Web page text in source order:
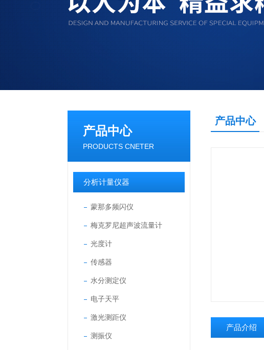
产品中心
PRODUCTS CNETER
分析计量仪器
蒙那多频闪仪
梅克罗尼超声波流量计
光度计
传感器
水分测定仪
电子天平
激光测距仪
测振仪
产品中心
产品介绍